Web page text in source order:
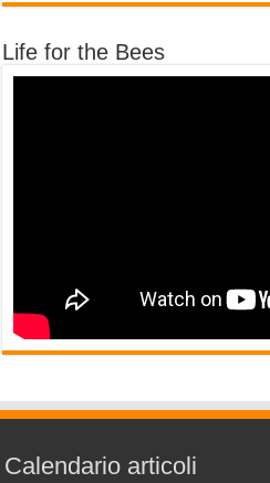
Life for the Bees
Calendario articoli